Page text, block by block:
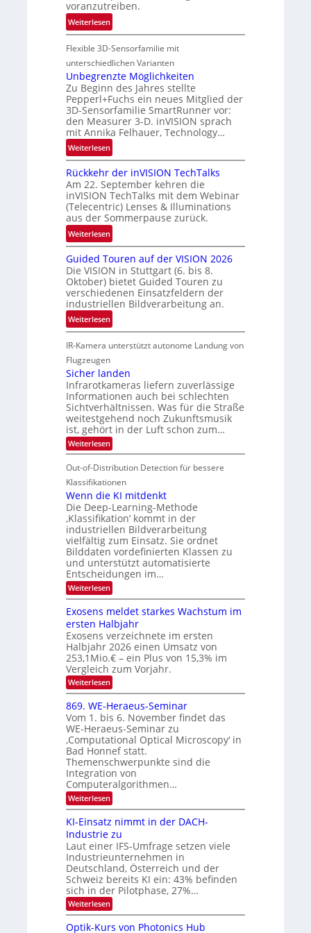
f
t
-
n
R
a
u
m
f
a
h
r
t
t
e
c
h
n
i
k
e
g
i
o
n
voranzutreiben.
Weiterlesen:
P
a
r
t
n
e
r
s
c
h
t
z
w
i
s
c
h
e
n
4
K
M
e
m
s
u
n
d
M
a
n
t
i
S
p
e
c
t
r
a
Flexible 3D-Sensorfamilie mit
unterschiedlichen Varianten
Unbegrenzte Möglichkeiten
Zu Beginn des Jahres stellte
Pepperl+Fuchs ein neues Mitglied der
3D-Sensorfamilie SmartRunner vor:
den Measurer 3-D. inVISION sprach
mit Annika Felhauer, Technology…
Weiterlesen:
U
n
b
e
g
r
e
z
t
e
M
ö
g
l
i
c
h
k
e
i
t
e
n
Rückkehr der inVISION TechTalks
Am 22. September kehren die
inVISION TechTalks mit dem Webinar
(Telecentric) Lenses & Illuminations
aus der Sommerpause zurück.
Weiterlesen:
R
ü
c
k
k
e
h
d
e
r
i
n
V
I
S
I
O
N
T
e
c
h
T
a
l
k
s
Guided Touren auf der VISION 2026
Die VISION in Stuttgart (6. bis 8.
Oktober) bietet Guided Touren zu
verschiedenen Einsatzfeldern der
industriellen Bildverarbeitung an.
Weiterlesen:
G
u
i
d
e
d
T
o
u
r
e
u
f
d
e
r
V
I
S
I
O
N
2
0
2
6
IR-Kamera unterstützt autonome Landung von
Flugzeugen
Sicher landen
Infrarotkameras liefern zuverlässige
Informationen auch bei schlechten
Sichtverhältnissen. Was für die Straße
weitestgehend noch Zukunftsmusik
ist, gehört in der Luft schon zum…
Weiterlesen:
S
c
h
r
l
a
n
d
e
n
Out-of-Distribution Detection für bessere
Klassifikationen
Wenn die KI mitdenkt
Die Deep-Learning-Methode
‚Klassifikation‘ kommt in der
industriellen Bildverarbeitung
vielfältig zum Einsatz. Sie ordnet
Bilddaten vordefinierten Klassen zu
und unterstützt automatisierte
Entscheidungen im…
Weiterlesen:
W
n
n
d
i
e
K
I
m
i
t
e
n
k
t
Exosens meldet starkes Wachstum im
ersten Halbjahr
Exosens verzeichnete im ersten
Halbjahr 2026 einen Umsatz von
253,1Mio.€ – ein Plus von 15,3% im
Vergleich zum Vorjahr.
Weiterlesen:
E
x
o
s
e
n
s
m
e
l
d
e
t
s
t
a
r
k
e
s
W
a
c
h
s
869. WE-Heraeus-Seminar
Vom 1. bis 6. November findet das
WE-Heraeus-Seminar zu
‚Computational Optical Microscopy‘ in
Bad Honnef statt.
Themenschwerpunkte sind die
Integration von
Computeralgorithmen…
Weiterlesen:
8
9
.
W
E
-
H
e
r
a
e
u
KI-Einsatz nimmt in der DACH-
Industrie zu
Laut einer IFS-Umfrage setzen viele
Industrieunternehmen in
Deutschland, Österreich und der
Schweiz bereits KI ein: 43% befinden
sich in der Pilotphase, 27%…
Weiterlesen:
K
Optik-Kurs von Photonics Hub